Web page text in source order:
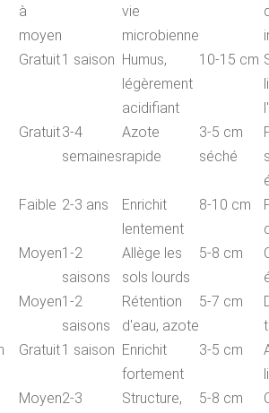
à
moyen
vie
microbienne
Gratuit1 saison Humus,
légèrement
acidifiant
10-15 cm
Gratuit3-4
semaines
Azote
rapide
3-5 cm
séché
Faible 2-3 ans
Enrichit
lentement
8-10 cm
Moyen1-2
saisons
Allège les
sols lourds
5-8 cm
Moyen1-2
saisons
Rétention
d'eau, azote
5-7 cm
Gratuit1 saison Enrichit
fortement
3-5 cm
Moyen2-3
Structure,
5-8 cm